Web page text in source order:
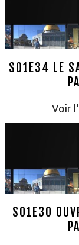
S01E34 LE
Voir
S01E30